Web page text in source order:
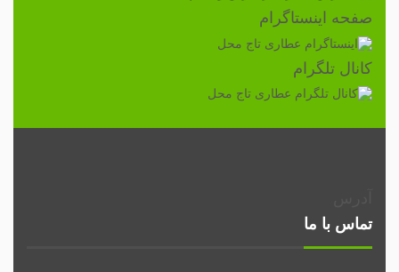
صفحه اینستاگرام
کانال تلگرام
تماس با ما